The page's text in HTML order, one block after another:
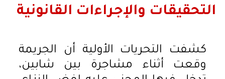
التحقيقات والإجراءات القانونية
كشفت التحريات الأولية أن الجريمة
وقعت أثناء مشاجرة بين شابين،